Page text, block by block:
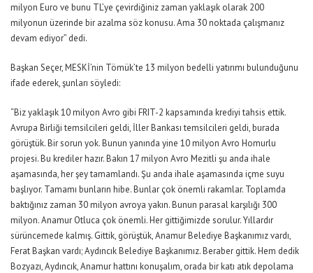
milyon Euro ve bunu TL’ye çevirdiğiniz zaman yaklaşık olarak 200
milyonun üzerinde bir azalma söz konusu. Ama 30 noktada çalışmanız
devam ediyor” dedi.
Başkan Seçer, MESKİ’nin Tömük’te 13 milyon bedelli yatırımı bulunduğunu
ifade ederek, şunları söyledi:
“Biz yaklaşık 10 milyon Avro gibi FRIT-2 kapsamında krediyi tahsis ettik.
Avrupa Birliği temsilcileri geldi, İller Bankası temsilcileri geldi, burada
görüştük. Bir sorun yok. Bunun yanında yine 10 milyon Avro Homurlu
projesi. Bu krediler hazır. Bakın 17 milyon Avro Mezitli şu anda ihale
aşamasında, her şey tamamlandı. Şu anda ihale aşamasında içme suyu
başlıyor. Tamamı bunların hibe. Bunlar çok önemli rakamlar. Toplamda
baktığınız zaman 30 milyon avroya yakın. Bunun parasal karşılığı 300
milyon. Anamur Otluca çok önemli. Her gittiğimizde sorulur. Yıllardır
sürüncemede kalmış. Gittik, görüştük, Anamur Belediye Başkanımız vardı,
Ferat Başkan vardı; Aydıncık Belediye Başkanımız. Beraber gittik. Hem dedik
Bozyazı, Aydıncık, Anamur hattını konuşalım, orada bir katı atık depolama